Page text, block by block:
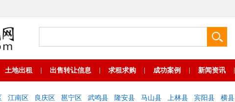
土地出租 出售转让信息 求租求购 成功案例 新闻资讯
江南区 良庆区 邕宁区 武鸣县 隆安县 马山县 上林县 宾阳县 横县